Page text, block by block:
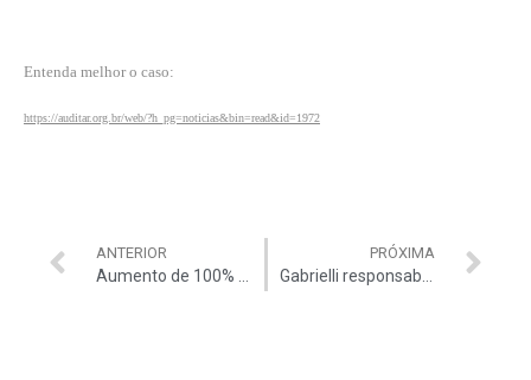
Entenda melhor o caso:
https://auditar.org.br/web/?h_pg=noticias&bin=read&id=1972
ANTERIOR PRÓXIMA